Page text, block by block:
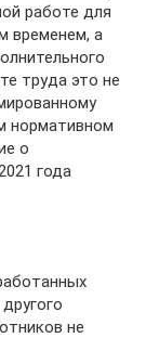
работе для
временем, а
труда это не
нормативном
о
года
не